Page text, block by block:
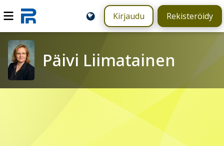
Kirjaudu Rekisteröidy
Päivi Liimatainen